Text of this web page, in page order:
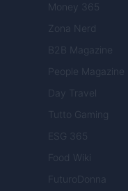
Money 365
Zona Nerd
B2B Magazine
People Magazine
Day Travel
Tutto Gaming
ESG 365
Food Wiki
FuturoDonna